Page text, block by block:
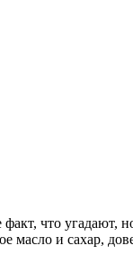
что угадают,
масло и сахар,